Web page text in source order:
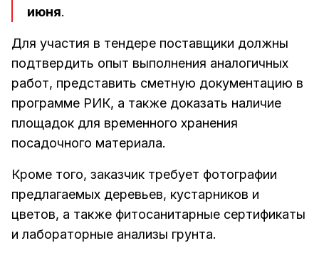
июня.
Для участия в тендере поставщики должны
подтвердить опыт выполнения аналогичных
работ, представить сметную документацию в
программе РИК, а также доказать наличие
площадок для временного хранения
посадочного материала.
Кроме того, заказчик требует фотографии
предлагаемых деревьев, кустарников и
цветов, а также фитосанитарные сертификаты
и лабораторные анализы грунта.